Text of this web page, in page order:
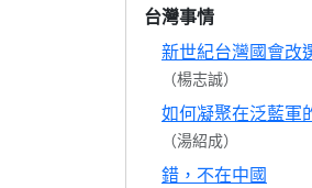
台灣事情
新世紀台灣國會改
（楊志誠）
如何凝聚在泛藍軍
（湯紹成）
錯，不在中國